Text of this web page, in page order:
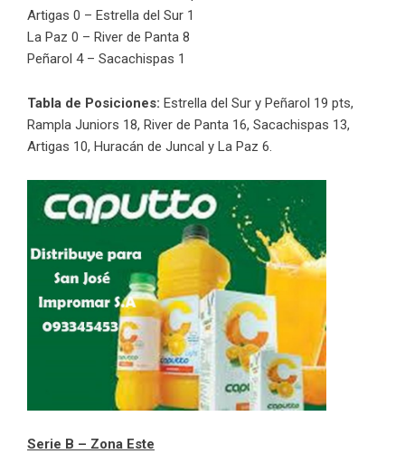
Artigas 0 – Estrella del Sur 1
La Paz 0 – River de Panta 8
Peñarol 4 – Sacachispas 1
Tabla de Posiciones: Estrella del Sur y Peñarol 19 pts,
Rampla Juniors 18, River de Panta 16, Sacachispas 13,
Artigas 10, Huracán de Juncal y La Paz 6.
Serie B – Zona Este